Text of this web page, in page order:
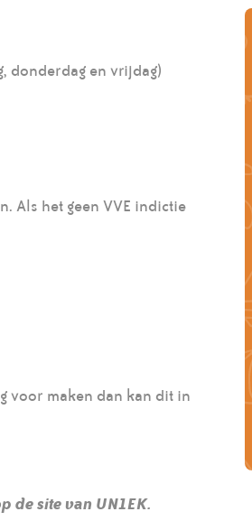
donderdag en vrijdag)
Als het geen VVE indictie
voor maken dan kan dit in
de site van UN1EK.